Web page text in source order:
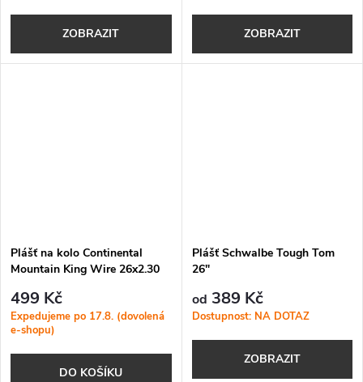
ZOBRAZIT ZOBRAZIT
Plášť na kolo Continental
Mountain King Wire 26x2.30
499 Kč
Expedujeme po 17.8. (dovolená
e-shopu)
DO KOŠÍKU
Plášť Schwalbe Tough Tom
26"
od 389 Kč
Dostupnost: NA DOTAZ
ZOBRAZIT